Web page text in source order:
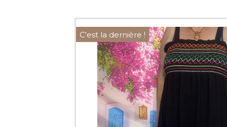
C'est la dernière !